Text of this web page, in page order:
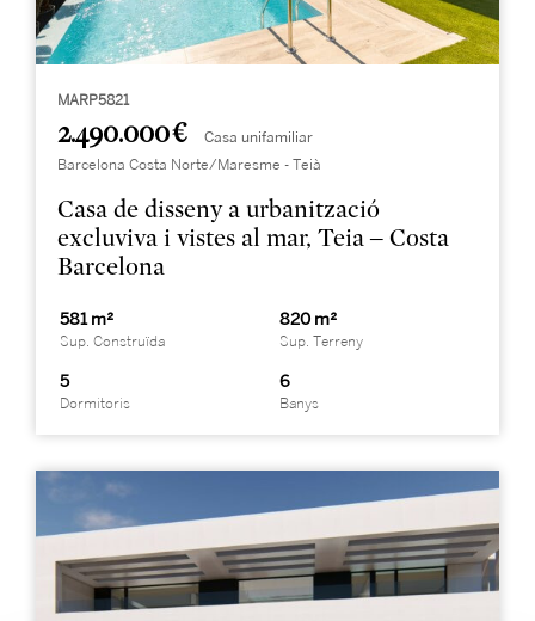
MARP5821
2.490.000 € Casa unifamiliar
Barcelona Costa Norte/Maresme - Teià
Casa de disseny a urbanització
excluviva i vistes al mar, Teia – Costa
Barcelona
581 m²
Sup. Construïda
820 m²
Sup. Terreny
5
Dormitoris
6
Banys